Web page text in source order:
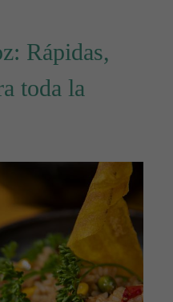
Rápidas,
toda la